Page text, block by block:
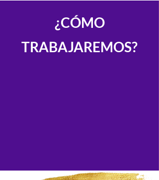
¿CÓMO
TRABAJAREMOS?